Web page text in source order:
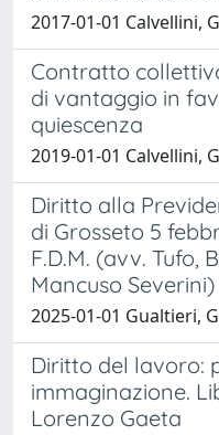
2017-01-01 Calvellini, G
Contratto
di vantaggio in
quiescenza
2019-01-01 Calvellini, G
Diritto alla
di Grosseto 5
F.D.M. (avv. Tufo,
Mancuso Severini)
2025-01-01 Gualtieri,
Diritto del lavoro:
immaginazione.
Lorenzo Gaeta